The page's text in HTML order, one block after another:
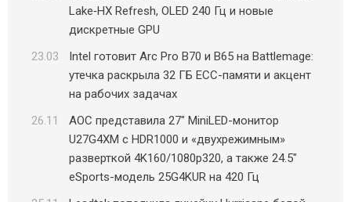
Lake‑HX Refresh, OLED 240 Гц и новые
дискретные GPU
23.03
Intel готовит Arc Pro B70 и B65 на Battlemage:
утечка раскрыла 32 ГБ ECC-памяти и акцент
на рабочих задачах
26.11
AOC представила 27″ MiniLED-монитор
U27G4XM с HDR1000 и «двухрежимным»
разверткой 4K160/1080p320, а также 24.5″
eSports-модель 25G4KUR на 420 Гц